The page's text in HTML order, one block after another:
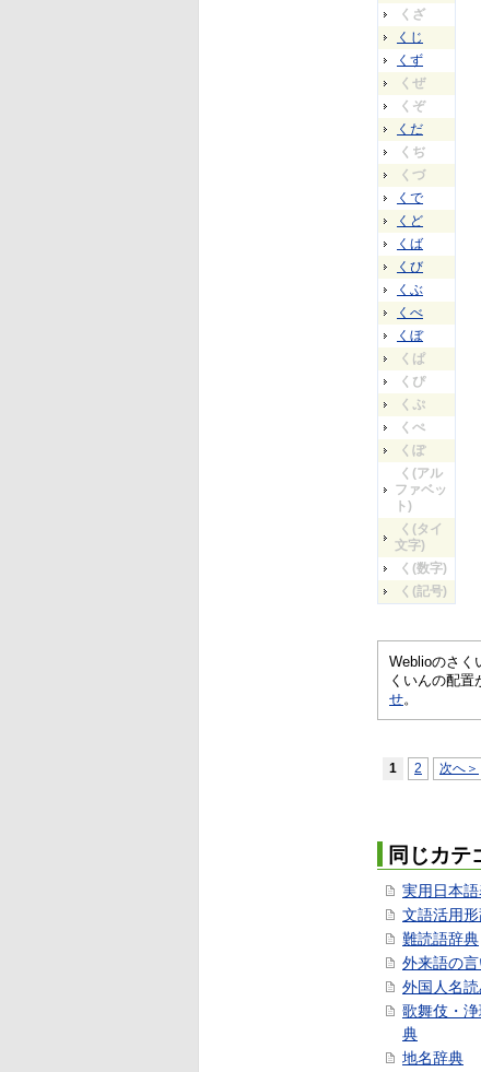
くざ
くじ
くず
くぜ
くぞ
くだ
くぢ
くづ
くで
くど
くば
くび
くぶ
くべ
くぼ
くぱ
くぴ
くぷ
くぺ
くぽ
く(アル
ファベッ
ト)
く(タイ
文字)
く(数字)
く(記号)
Weblioのさく
くいんの配置
せ。
1 2 次へ＞
同じカテ
実用日本
文語活用
難読語辞典
外来語の
外国人名
歌舞伎・
典
地名辞典